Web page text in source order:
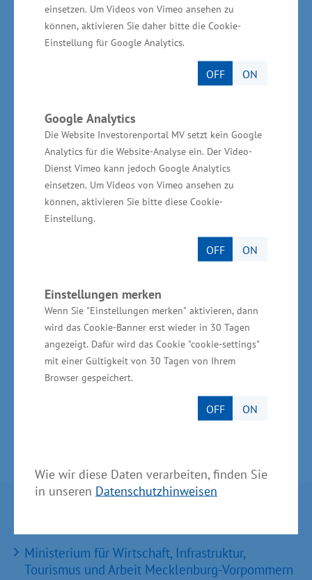
einsetzen. Um Videos von Vimeo ansehen zu
können, aktivieren Sie daher bitte die Cookie-
Einstellung für Google Analytics.
OFF ON
Google Analytics
Die Website Investorenportal MV setzt kein Google
Analytics für die Website-Analyse ein. Der Video-
Dienst Vimeo kann jedoch Google Analytics
einsetzen. Um Videos von Vimeo ansehen zu
können, aktivieren Sie bitte diese Cookie-
Einstellung.
OFF ON
Einstellungen merken
Wenn Sie "Einstellungen merken" aktivieren, dann
wird das Cookie-Banner erst wieder in 30 Tagen
angezeigt. Dafür wird das Cookie "cookie-settings"
mit einer Gültigkeit von 30 Tagen von Ihrem
Browser gespeichert.
OFF ON
Wie wir diese Daten verarbeiten, finden Sie
in unseren Datenschutzhinweisen
Der heutigen Unterzeichnung der neuen
Offshore-Vereinbarung vorausgegangen waren
zwei weitere Offshore-Dialoge in diesem Jahr
unter Leitung von Minister Habeck. Mit der
Beteiligungen zu einer engen Abstimmung, um
30 Gigawatt Windenergie auf See bis zum Jahr
2030 zu erreichen. Konkret beinhaltet die
Vereinbarung Schritte zur Flächenausweisung
auf See, zum naturverträglichen Ausbau, zu
konkreten Zeitplänen und Meilensteinen, zur
Querung des Küstenmeers und zur
Beschleunigung der Prozesse notwendigen
Ressourcen.
(Quelle: Statement Staatssekretärin Jesse - WiMi
M-V / Pressemitteilung - Text: BMWK)
Ministerium für Wirtschaft, Infrastruktur,
Tourismus und Arbeit Mecklenburg-Vorpommern